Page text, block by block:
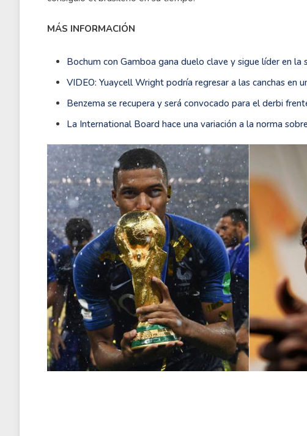
MÁS INFORMACIÓN
Bochum con Gamboa gana duelo clave y sigue líder en la
VIDEO: Yuaycell Wright podría regresar a las canchas en
Benzema se recupera y será convocado para el derbi
La International Board hace una variación a la norma